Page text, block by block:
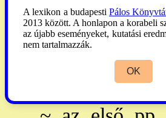
fogadalmat,
tért haza.
1675-81: a
és leleszi
A lexikon a budapesti Pálos
2013 között. A honlapon a korabeli
az újabb eseményeket, kutatási
nem tartalmazzák.
OK